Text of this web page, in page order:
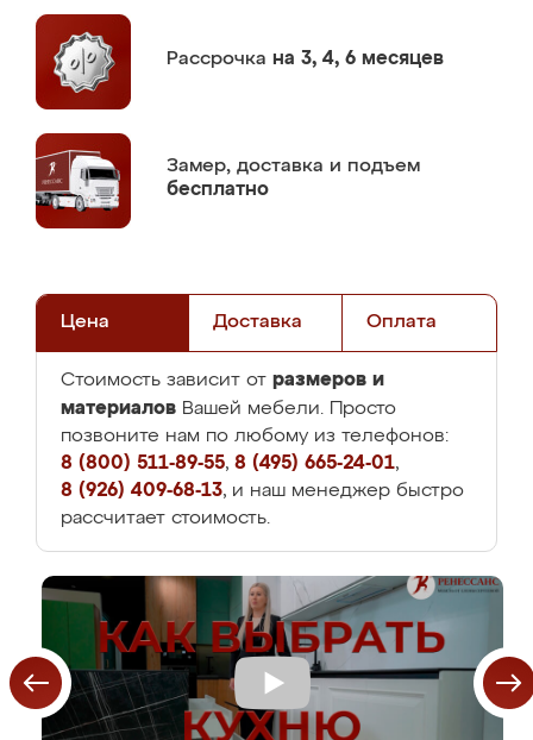
Рассрочка на 3, 4, 6 месяцев
Замер, доставка и подъем
бесплатно
Цена Доставка Оплата
Стоимость зависит от размеров и
материалов Вашей мебели. Просто
позвоните нам по любому из телефонов:
8 (800) 511-89-55, 8 (495) 665-24-01,
8 (926) 409-68-13, и наш менеджер быстро
рассчитает стоимость.